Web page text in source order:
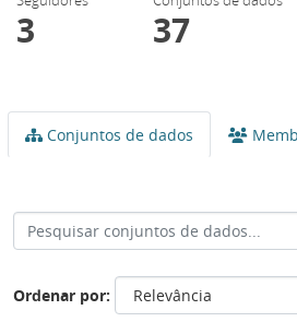
3 37
Conjuntos de dados
Ordenar por